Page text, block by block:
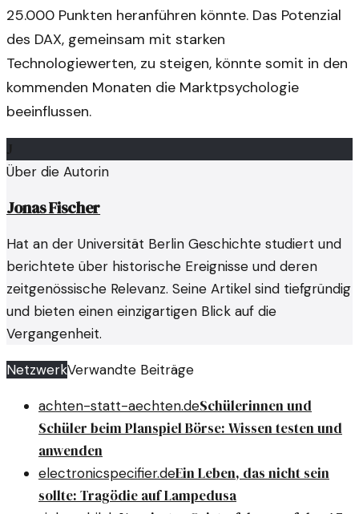
25.000 Punkten heranführen könnte. Das Potenzial
des DAX, gemeinsam mit starken
Technologiewerten, zu steigen, könnte somit in den
kommenden Monaten die Marktpsychologie
beeinflussen.
J
Über die Autorin
Jonas Fischer
Hat an der Universität Berlin Geschichte studiert und
berichtete über historische Ereignisse und deren
zeitgenössische Relevanz. Seine Artikel sind tiefgründig
und bieten einen einzigartigen Blick auf die
Vergangenheit.
NetzwerkVerwandte Beiträge
achten-statt-aechten.deSchülerinnen und
Schüler beim Planspiel Börse: Wissen testen und
anwenden
electronicspecifier.deEin Leben, das nicht sein
sollte: Tragödie auf Lampedusa